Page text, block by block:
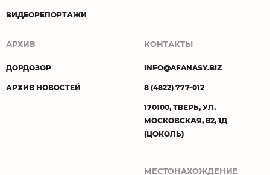
ВИДЕОРЕПОРТАЖИ
АРХИВ
ДОРДОЗОР
АРХИВ НОВОСТЕЙ
КОНТАКТЫ
INFO@AFANASY.BIZ
8 (4822) 777-012
170100, ТВЕРЬ, УЛ.
МОСКОВСКАЯ, 82, 1Д
(ЦОКОЛЬ)
МЕСТОНАХОЖДЕНИЕ